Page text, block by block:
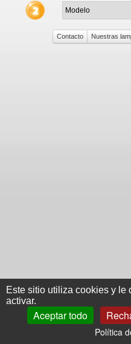
Contacto Nuestras
Este sitio utiliza cookies y le
activar.
Aceptar todo
Política